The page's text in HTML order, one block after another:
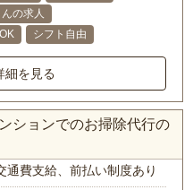
の求人
シフト自由
細を見る
ションでのお掃除代行の
通費支給、前払い制度あり